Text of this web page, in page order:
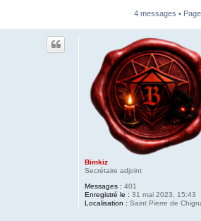
4 messages • Page
Bimkiz
Secrétaire adjoint
Messages : 401
Enregistré le : 31 mai 2023, 15:43
Localisation : Saint Pierre de